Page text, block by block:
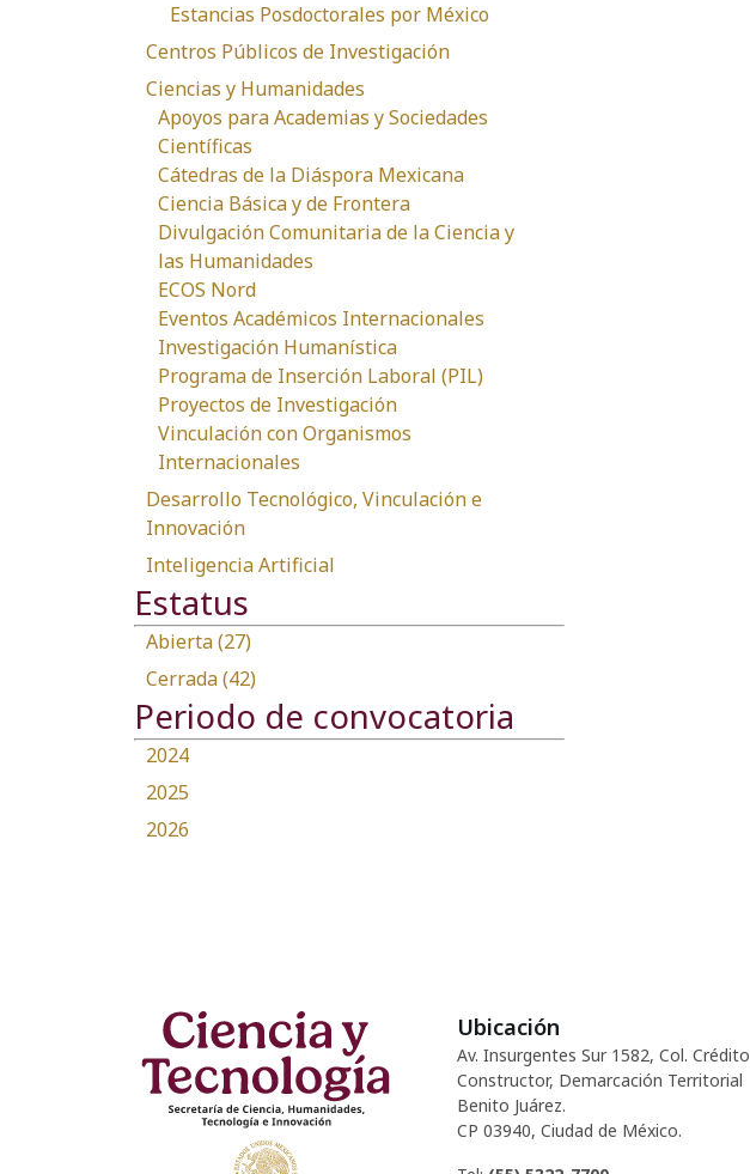
Estancias Posdoctorales por México
Centros Públicos de Investigación
Ciencias y Humanidades
Apoyos para Academias y Sociedades
Científicas
Cátedras de la Diáspora Mexicana
Ciencia Básica y de Frontera
Divulgación Comunitaria de la Ciencia y
las Humanidades
ECOS Nord
Eventos Académicos Internacionales
Investigación Humanística
Programa de Inserción Laboral (PIL)
Proyectos de Investigación
Vinculación con Organismos
Internacionales
Desarrollo Tecnológico, Vinculación e
Innovación
Inteligencia Artificial
Estatus
Abierta (27)
Cerrada (42)
Periodo de convocatoria
2024
2025
2026
Ubicación
Av. Insurgentes Sur 1582, Col. Crédito
Constructor, Demarcación Territorial
Benito Juárez.
CP 03940, Ciudad de México.